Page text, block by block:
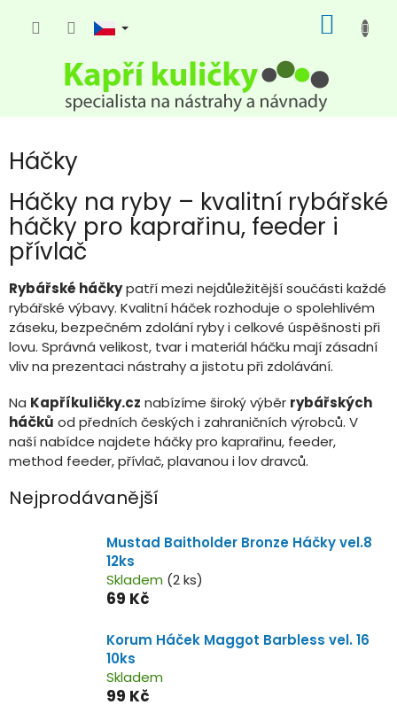
KOŠÍK
Háčky
Háčky na ryby – kvalitní rybářské
háčky pro kaprařinu, feeder i
přívlač
Rybářské háčkypatří mezi nejdůležitější součásti každé
rybářské výbavy. Kvalitní háček rozhoduje o spolehlivém
záseku, bezpečném zdolání ryby i celkové úspěšnosti při
lovu. Správná velikost, tvar i materiál háčku mají zásadní
vliv na prezentaci nástrahy a jistotu při zdolávání.
Na Kapříkuličky.cz nabízíme široký výběr rybářských
háčků od předních českých i zahraničních výrobců. V
naší nabídce najdete háčky pro kaprařinu, feeder,
method feeder, přívlač, plavanou i lov dravců.
Nejprodávanější
Mustad Baitholder Bronze Háčky vel.8
12ks
Skladem (2 ks)
69 Kč
Korum Háček Maggot Barbless vel. 16
10ks
Skladem
99 Kč